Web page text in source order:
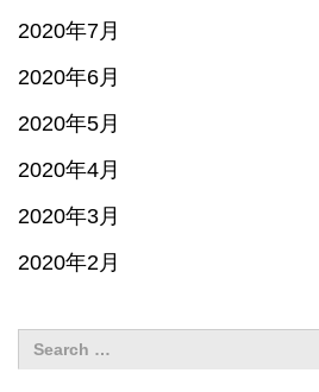
2020年7月
2020年6月
2020年5月
2020年4月
2020年3月
2020年2月